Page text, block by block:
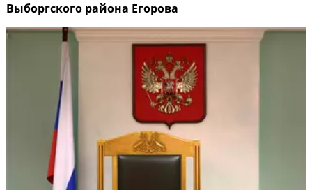
Выборгского района Егорова